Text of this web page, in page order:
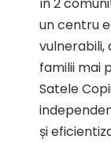
în 2
un centru
vulnerabili,
familii mai
Satele
și